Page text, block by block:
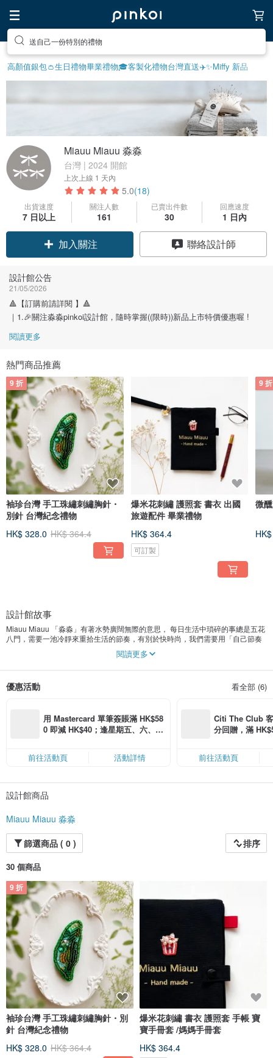
享受療癒的放鬆生活
高顏值銀包👛生日禮物畢業禮物🎓客製化禮物台灣直送✈️✨Miffy 新品
Miauu Miauu 淼淼
台灣 | 2024 開館
上次上線 1 天內
5.0(18)
出貨速度
7 日以上
關注人數
161
已賣出件數
30
回應速度
1 日內
加入關注 聯絡設計師
設計館公告
21/05/2026
🔺【訂購前請詳閱 】🔺
｜1.🎉關注淼淼pinkoi設計館，隨時掌握((限時))新品上市特價優惠喔 !
閱讀更多
熱門商品推薦
9 折
袖珍台灣 手工珠繡刺繡胸針・
別針 台灣紀念禮物
HK$ 328.0 HK$ 364.4
爆米花刺繡 護照套 書衣 出國
旅遊配件 畢業禮物
HK$ 364.4
可訂製
9 折
微
設計館故事
Miauu Miauu 「淼淼」有著水勢廣闊無際的意思， 每日生活中瑣碎的事總是五花
八門，需要一池冷靜來重拾生活的節奏，有別於快時尚，我們需要用「自己節奏
與角度 」來詮釋屬於個人的 「風格美學與生活態度」。運用異材質結合與繁複的
閱讀更多
優惠活動 看全部 (6)
用 Mastercard 單筆簽賬滿 HK$58
0 即減 HK$40；逢星期五、六、日
限，額滿即止，僅限「常用信用
卡」結帳）
前往活動頁 活動詳情
Citi The Club
分回贈，滿
前往活動頁
設計館商品
Miauu Miauu 淼淼
篩選商品 ( 0 )
排序
30 個商品
9 折
袖珍台灣 手工珠繡刺繡胸針・別
針 台灣紀念禮物
HK$ 328.0 HK$ 364.4
爆米花刺繡 書衣 護照套 手帳 寶
寶手冊套 /媽媽手冊套
HK$ 364.4